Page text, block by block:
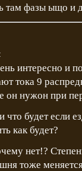
там фазы ыщо и
интересно и
тока 9
он нужон при
что будет если
как будет?
нет!?
тоже